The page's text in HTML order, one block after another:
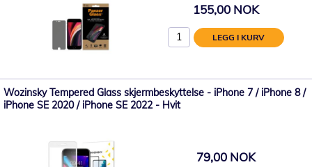
155,00 NOK
LEGG I KURV
Wozinsky Tempered Glass skjermbeskyttelse - iPhone 7 / iPhone 8 /
iPhone SE 2020 / iPhone SE 2022 - Hvit
79,00 NOK